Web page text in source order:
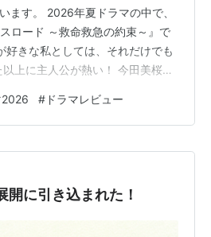
ます。 2026年夏ドラマの中で、
ロード ～救命救急の約束～』で
きな私としては、それだけでも
上に主人公が熱い！ 今田美桜さ
る。 でも正直、 「普通、こん
2026 # ドラマレビュー
開に引き込まれた！